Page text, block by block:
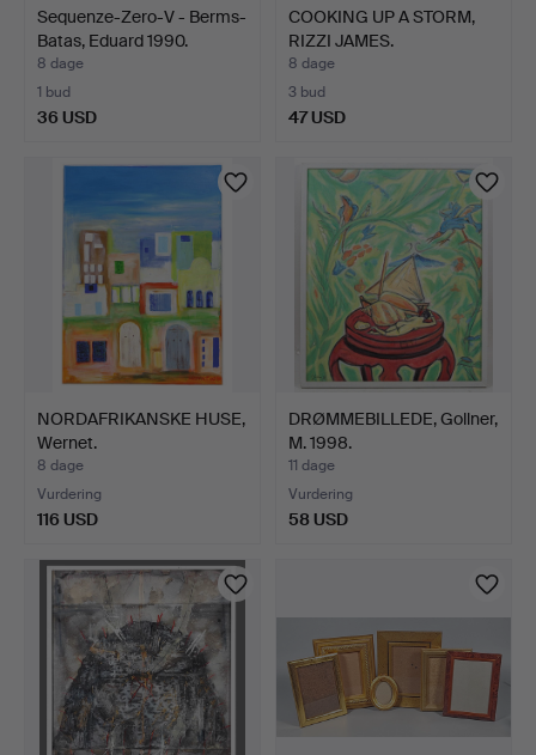
Sequenze-Zero-V - Berms-
Batas, Eduard 1990.
8 dage
1 bud
36 USD
COOKING UP A STORM,
RIZZI JAMES.
8 dage
3 bud
47 USD
NORDAFRIKANSKE HUSE,
Wernet.
8 dage
Vurdering
116 USD
DRØMMEBILLEDE, Gollner,
M. 1998.
11 dage
Vurdering
58 USD